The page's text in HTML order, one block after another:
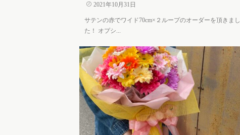
2021年10月31日
サテンの赤でワイド70cm×２ループのオーダーを頂きまし
た！ オプシ...